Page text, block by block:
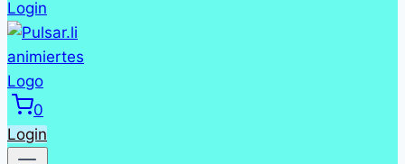
Login
0
Login